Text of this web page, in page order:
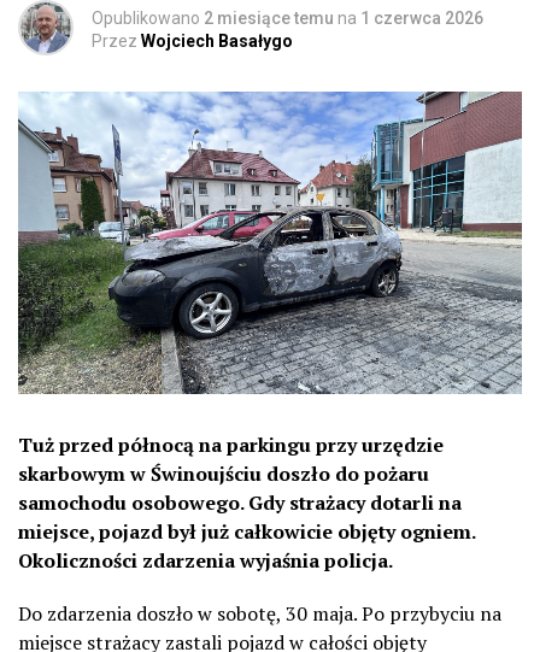
Opublikowano 2 miesiące temu na 1 czerwca 2026
Przez Wojciech Basałygo
Tuż przed północą na parkingu przy urzędzie
skarbowym w Świnoujściu doszło do pożaru
samochodu osobowego. Gdy strażacy dotarli na
miejsce, pojazd był już całkowicie objęty ogniem.
Okoliczności zdarzenia wyjaśnia policja.
Do zdarzenia doszło w sobotę, 30 maja. Po przybyciu na
miejsce strażacy zastali pojazd w całości objęty